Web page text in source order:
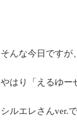
そんな今日ですが
やはり「えるゆー
シルエレさんver.